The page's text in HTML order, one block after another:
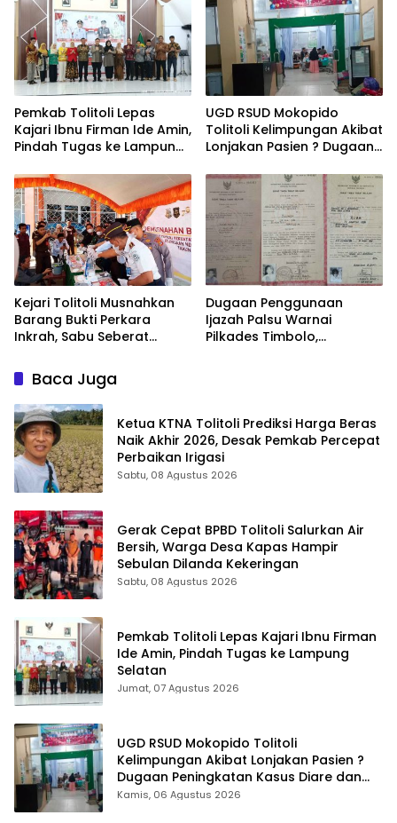
Pemkab Tolitoli Lepas
Kajari Ibnu Firman Ide Amin,
Pindah Tugas ke Lampung
UGD RSUD Mokopido
Tolitoli Kelimpungan Akibat
Lonjakan Pasien ? Dugaan
dan Muntaber Tuai
Sorotan
Kejari Tolitoli Musnahkan
Barang Bukti Perkara
Inkrah, Sabu Seberat
Dimusnahkan
Dugaan Penggunaan
Ijazah Palsu Warnai
Pilkades Timbolo,
Baca Juga
Ketua KTNA Tolitoli Prediksi Harga Beras
Naik Akhir 2026, Desak Pemkab Percepat
Perbaikan Irigasi
Sabtu, 08 Agustus 2026
Gerak Cepat BPBD Tolitoli Salurkan Air
Bersih, Warga Desa Kapas Hampir
Sebulan Dilanda Kekeringan
Sabtu, 08 Agustus 2026
Pemkab Tolitoli Lepas Kajari Ibnu Firman
Ide Amin, Pindah Tugas ke Lampung
Selatan
Jumat, 07 Agustus 2026
UGD RSUD Mokopido Tolitoli
Kelimpungan Akibat Lonjakan Pasien ?
Dugaan Peningkatan Kasus Diare dan
Muntaber Tuai Sorotan
Kamis, 06 Agustus 2026